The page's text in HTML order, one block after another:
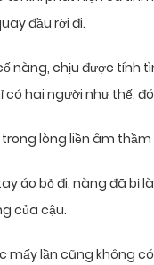
đầu rời đi.
nàng, chịu được tính
hai người như thế,
lòng liền âm thầm
áo bỏ đi, nàng đã bị
của cậu.
mấy lần cũng không